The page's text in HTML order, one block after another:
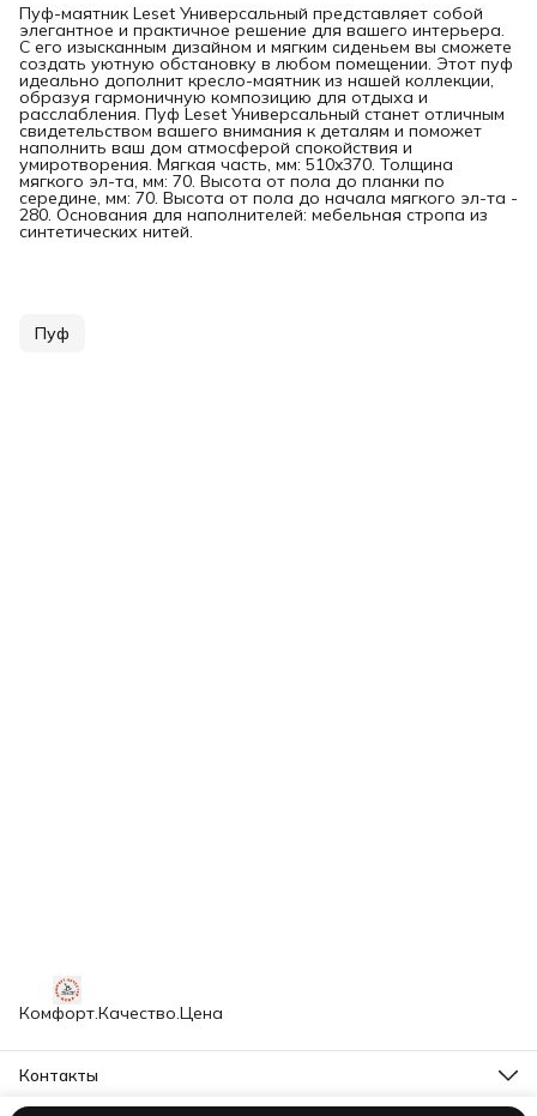
Пуф-маятник Leset Универсальный представляет собой
элегантное и практичное решение для вашего интерьера.
С его изысканным дизайном и мягким сиденьем вы сможете
создать уютную обстановку в любом помещении. Этот пуф
идеально дополнит кресло-маятник из нашей коллекции,
образуя гармоничную композицию для отдыха и
расслабления. Пуф Leset Универсальный станет отличным
свидетельством вашего внимания к деталям и поможет
наполнить ваш дом атмосферой спокойствия и
умиротворения. Мягкая часть, мм: 510x370. Толщина
мягкого эл-та, мм: 70. Высота от пола до планки по
середине, мм: 70. Высота от пола до начала мягкого эл-та -
280. Основания для наполнителей: мебельная стропа из
синтетических нитей.
Пуф
Комфорт.Качество.Цена
Контакты
Адрес